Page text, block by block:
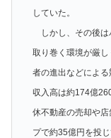
していた。
しかし、その後は
取り巻く環境が厳
者の進出などによ
収入高は約174億
休不動産の売却や
プで約35億円を投